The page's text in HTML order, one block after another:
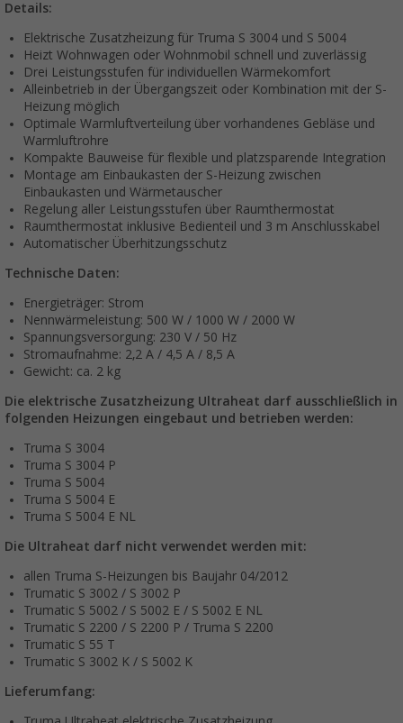
Details:
Elektrische Zusatzheizung für Truma S 3004 und S 5004
Heizt Wohnwagen oder Wohnmobil schnell und zuverlässig
Drei Leistungsstufen für individuellen Wärmekomfort
Alleinbetrieb in der Übergangszeit oder Kombination mit der S-
Heizung möglich
Optimale Warmluftverteilung über vorhandenes Gebläse und
Warmluftrohre
Kompakte Bauweise für flexible und platzsparende Integration
Montage am Einbaukasten der S-Heizung zwischen
Einbaukasten und Wärmetauscher
Regelung aller Leistungsstufen über Raumthermostat
Raumthermostat inklusive Bedienteil und 3 m Anschlusskabel
Automatischer Überhitzungsschutz
Technische Daten:
Energieträger: Strom
Nennwärmeleistung: 500 W / 1000 W / 2000 W
Spannungsversorgung: 230 V / 50 Hz
Stromaufnahme: 2,2 A / 4,5 A / 8,5 A
Gewicht: ca. 2 kg
Die elektrische Zusatzheizung Ultraheat darf ausschließlich in
folgenden Heizungen eingebaut und betrieben werden:
Truma S 3004
Truma S 3004 P
Truma S 5004
Truma S 5004 E
Truma S 5004 E NL
Die Ultraheat darf nicht verwendet werden mit:
allen Truma S-Heizungen bis Baujahr 04/2012
Trumatic S 3002 / S 3002 P
Trumatic S 5002 / S 5002 E / S 5002 E NL
Trumatic S 2200 / S 2200 P / Truma S 2200
Trumatic S 55 T
Trumatic S 3002 K / S 5002 K
Lieferumfang: